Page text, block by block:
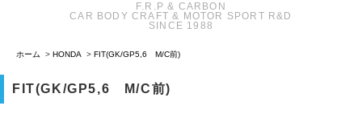
F.R.P & CARBON
CAR BODY CRAFT & MOTOR SPORT R&D
SINCE 1988
ホーム > HONDA > FIT(GK/GP5,6 M/C前)
FIT(GK/GP5,6 M/C前)